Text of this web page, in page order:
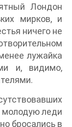
Лондон
мирков, и
ничего не
лужайка
и, видимо,
молодую леди
бросались в